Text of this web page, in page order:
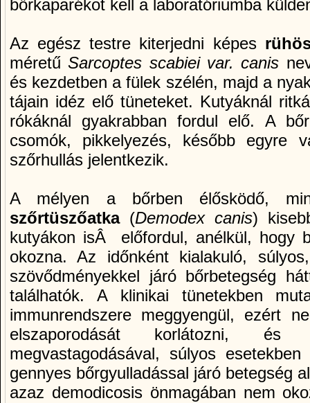
bőrkaparékot kell a laboratóriumba
Az egész testre kiterjedni képes
méretűSarcoptes scabiei var. canis
és kezdetben a fülek szélén, majd a
tájain idéz elő tüneteket. Kutyáknál
rókáknál gyakrabban fordul elő. A
csomók, pikkelyezés, később egyre
szőrhullás jelentkezik.
A mélyen a bőrben élősködő,
szőrtüszőatka(Demodex canis)
kutyákon isÂ előfordul, anélkül, hogy
okozna. Az időnként kialakuló,
szövődményekkel járó bőrbetegség
találhatók. A klinikai tünetekben
immunrendszere meggyengül, ezért
elszaporodását korlátozni,
megvastagodásával, súlyos
gennyes bőrgyulladással járó betegség
azaz demodicosis önmagában nem